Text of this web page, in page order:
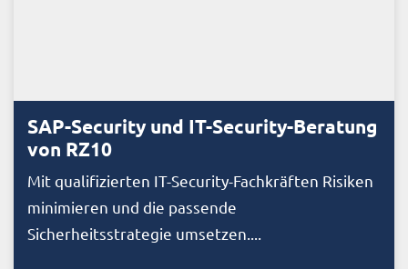
SAP-Security und IT-Security-Beratung
von RZ10
Mit qualifizierten IT-Security-Fachkräften Risiken
minimieren und die passende
Sicherheitsstrategie umsetzen....